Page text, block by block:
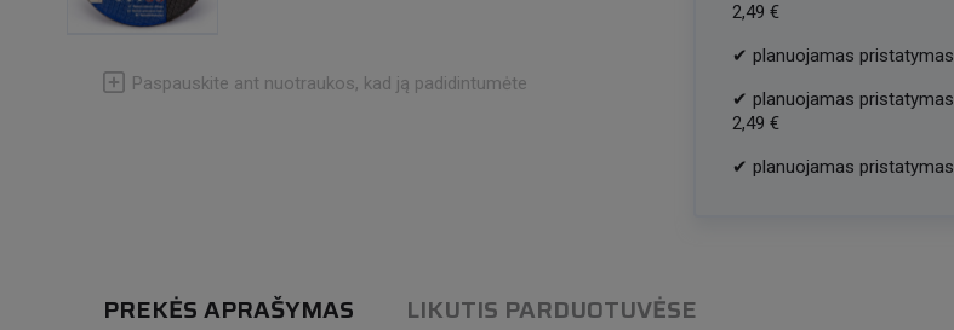
Paspauskite ant nuotraukos, kad ją padidintumėte
2,49 €
✔ planuojamas pristatymas
✔ planuojamas pristatymas
2,49 €
✔ planuojamas pristatymas
PREKĖS APRAŠYMAS LIKUTIS PARDUOTUVĖSE